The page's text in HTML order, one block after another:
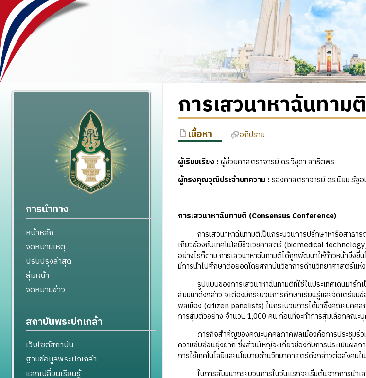
การเสวนาหาฉันทาม
เนื้อหา อภิปราย
ผู้เรียบเรียง : ผู้ช่วยศาสตราจารย์ ดร.วิชุดา สาธิตพร
ผู้ทรงคุณวุฒิประจำบทความ : รองศาสตราจารย์ ดร.นิยม รัฐ
การเสวนาหาฉันทามติ (Consensus Conference)
การเสวนาหาฉันทามติเป็นกระบวนการปรึกษาหารือสาธาร
เกี่ยวข้องกับเทคโนโลยีชีวเวชศาสตร์ (biomedical
อย่างไรก็ตาม การเสวนาหาฉันทามติได้ถูกพัฒนาให้ก้าวหน้ายิ่ง
มีการนำไปศึกษาต่อยอดโดยสถาบันวิชาการด้านวิทยาศาสตร์แ
รูปแบบของการเสวนาหาฉันทามติที่ใช้ในประเทศเดนมาร์กเ
สัมมนาดังกล่าว จะต้องมีกระบวนการศึกษาเรียนรู้และจัดเตรีย
พลเมือง (citizen panelists) ในกระบวนการได้มาซึ่งคณะบุคค
การสุ่มตัวอย่าง จำนวน 1,000 คน ก่อนที่จะทำการสุ่มเลือกคณะ
ภารกิจสำคัญของคณะบุคคลภาคพลเมืองคือการประชุมร่วมกั
ความซับซ้อนยุ่งยาก ซึ่งส่วนใหญ่จะเกี่ยวข้องกับการประเมินผล
การใช้เทคโนโลยีและนโยบายด้านวิทยาศาสตร์ดังกล่าวต่อสังคมใ
ในการสัมมนากระบวนการในวันแรกจะเริ่มต้นจากการนำเ
การนำทาง
หน้าหลัก
จดหมายเหตุ
ปรับปรุงล่าสุด
สุ่มหน้า
จดหมายข่าว
สถาบันพระปกเกล้า
เว็บไซต์สถาบัน
ฐานข้อมูลพระปกเกล้า
แลกเปลี่ยนเรียนรู้